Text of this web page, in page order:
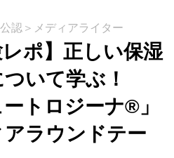
認＞メディアライター
レポ】正しい保湿
いて学ぶ！
ートロジーナ®︎」
アラウンドテー